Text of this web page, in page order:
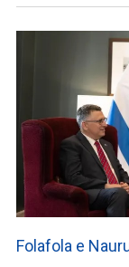
Folafola e